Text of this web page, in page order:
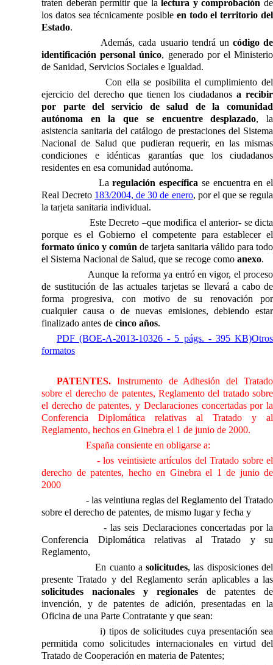
traten deberán permitir que lalectura y comprobación de
los datos sea técnicamente posible en todo el territorio del
Estado.
Además, cada usuario tendrá un código de
identificación personal único, generado por el Ministerio
de Sanidad, Servicios Sociales e Igualdad.
Con ella se posibilita el cumplimiento del
ejercicio del derecho que tienen los ciudadanosa recibir
por parte del servicio de salud de la comunidad
autónoma en la que se encuentre desplazado, la
asistencia sanitaria del catálogo de prestaciones del Sistema
Nacional de Salud que pudieran requerir, en las mismas
condiciones e idénticas garantías que los ciudadanos
residentes en esa comunidad autónoma.
Laregulación específica se encuentra en el
Real Decreto 183/2004, de 30 de enero, por el que se regula
la tarjeta sanitaria individual.
Este Decreto –que modifica el anterior- se dicta
porque es el Gobierno el competente para establecer el
formato único y común de tarjeta sanitaria válido para todo
el Sistema Nacional de Salud, que se recoge como anexo.
Aunque la reforma ya entró en vigor, el proceso
de sustitución de las actuales tarjetas se llevará a cabo de
forma progresiva, con motivo de su renovación por
cualquier causa o de nuevas emisiones, debiendo estar
finalizado antes de cinco años.
PDF (BOE-A-2013-10326 - 5 págs. - 395 KB)Otros
formatos
PATENTES. Instrumento de Adhesión del Tratado
sobre el derecho de patentes, Reglamento del tratado sobre
el derecho de patentes, y Declaraciones concertadas por la
Conferencia Diplomática relativas al Tratado y al
Reglamento, hechos en Ginebra el 1 de junio de 2000.
España consiente en obligarse a:
- los veintisiete artículos del Tratado sobre el
derecho de patentes, hecho en Ginebra el 1 de junio de
2000
- las veintiuna reglas del Reglamento del Tratado
sobre el derecho de patentes, de mismo lugar y fecha y
- las seis Declaraciones concertadas porla
Conferencia Diplomática relativas al Tratado y su
Reglamento,
En cuanto asolicitudes, las disposiciones del
presente Tratado y del Reglamento serán aplicables a las
solicitudes nacionales y regionales de patentes de
invención, y de patentes de adición, presentadas en la
Oficina de una Parte Contratante y que sean:
i) tipos de solicitudes cuya presentación sea
permitida como solicitudes internacionales en virtud del
Tratado de Cooperación en materia de Patentes;